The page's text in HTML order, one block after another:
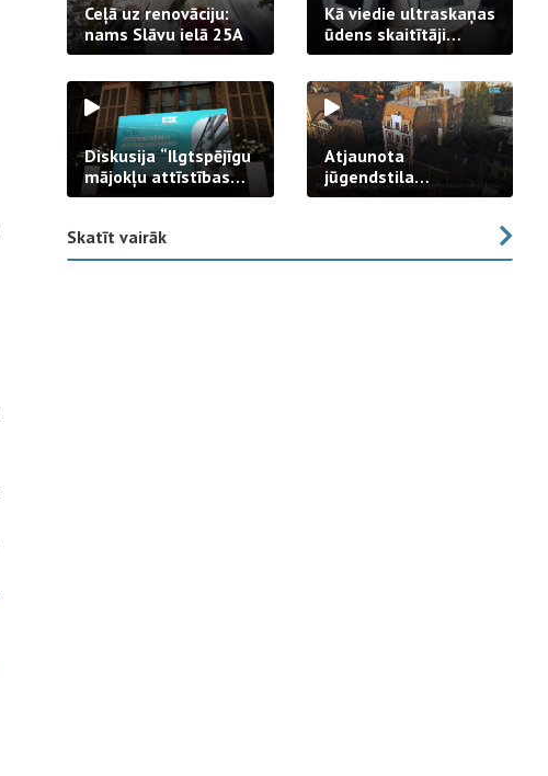
Ceļā uz renovāciju:
nams Slāvu ielā 25A
Kā viedie ultraskaņas
ūdens skaitītāji
strādā praksē
Diskusija “Ilgtspējīgu
mājokļu attīstības
izaicinājums”
Atjaunota
jūgendstila
arhitektūras pērles
Skatīt vairāk